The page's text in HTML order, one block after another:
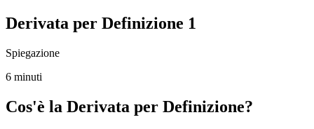
Derivata per Definizione 1
Spiegazione
6 minuti
Cos'è la Derivata per Definizione?